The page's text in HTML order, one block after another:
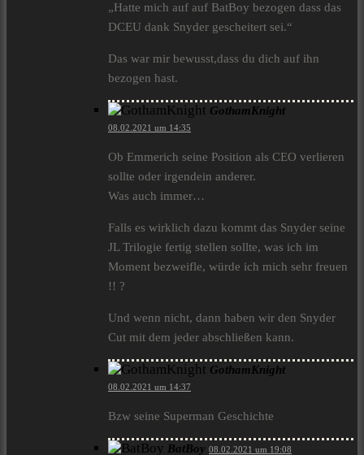
„Hatte mich auf auf BatBoy bezogen dass das
DCEU dank Snyder gescheitert sei.“
Das war mir bewusst,dass du dich auf ihn
bezogen hast.
GothamKnight
08.02.2021 um 14:35
Ob Emmerich seine Position als CEO verlieren
sollte oder irgendein anderer.
Was auch immer…
Falls es wirklich dazu kommt das Snyder seine
JL Trilogie fertig stellen sollte, was ich im
Moment bezweifle, würde ich mich sehr freuen
!! ?
Und wenn nicht, dann haben wir den Snyder
Cut mit dem jeder abschließen kann.
GothamKnight
08.02.2021 um 14:37
Bzw seine Superman Geschichte
BatBoy 08.02.2021 um 19:08